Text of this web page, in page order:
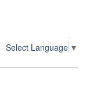
Select Language ▼